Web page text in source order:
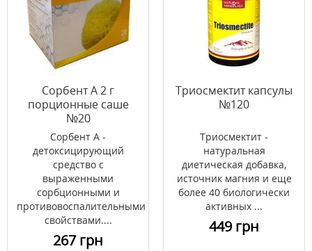
Сорбент А 2 г
порционные саше
№20
Сорбент А -
детоксицирующий
средство с
выраженными
сорбционными и
противовоспалительными
свойствами....
267 грн
Триосмектит капсулы
№120
Триосмектит -
натуральная
диетическая добавка,
источник магния и еще
более 40 биологически
активных ...
449 грн